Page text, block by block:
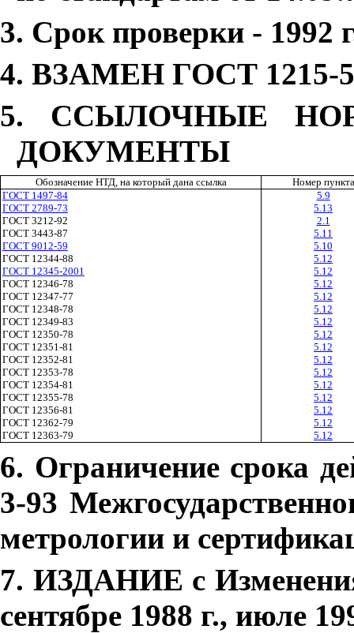
3. Срок проверки - 1992
4. ВЗАМЕН ГОСТ 1215-
5.
ССЫЛОЧНЫЕ
ДОКУМЕНТЫ
Обозначение НТД, на который дана ссылка
Номер пункта
ГОСТ 1497-84
5.9
ГОСТ 2789-73
5.13
ГОСТ 3212-92
2.1
ГОСТ 3443-87
5.11
ГОСТ 9012-59
5.10
ГОСТ 12344-88
5.12
ГОСТ 12345-2001
5.12
ГОСТ 12346-78
5.12
ГОСТ 12347-77
5.12
ГОСТ 12348-78
5.12
ГОСТ 12349-83
5.12
ГОСТ 12350-78
5.12
ГОСТ 12351-81
5.12
ГОСТ 12352-81
5.12
ГОСТ 12353-78
5.12
ГОСТ 12354-81
5.12
ГОСТ 12355-78
5.12
ГОСТ 12356-81
5.12
ГОСТ 12362-79
5.12
ГОСТ 12363-79
5.12
6. Ограничение срока
3-93
метрологии и
7. ИЗДАНИЕ с
сентябре 1988 г., июле